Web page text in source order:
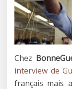
Chez
interview de
français mais